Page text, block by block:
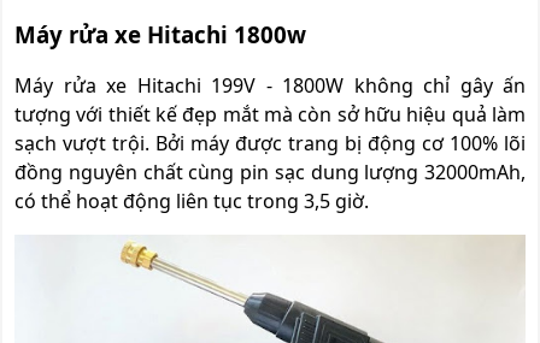
Máy rửa xe Hitachi 1800w
Máy rửa xe Hitachi 199V - 1800W không chỉ gây ấn
tượng với thiết kế đẹp mắt mà còn sở hữu hiệu quả làm
sạch vượt trội. Bởi máy được trang bị động cơ 100% lõi
đồng nguyên chất cùng pin sạc dung lượng 32000mAh,
có thể hoạt động liên tục trong 3,5 giờ.